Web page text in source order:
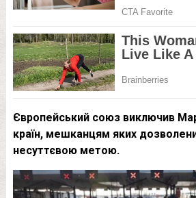
Європейський союз виключив
країн, мешканцям яких
несуттєвою метою.